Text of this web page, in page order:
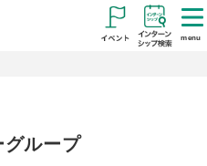
menu
グループ